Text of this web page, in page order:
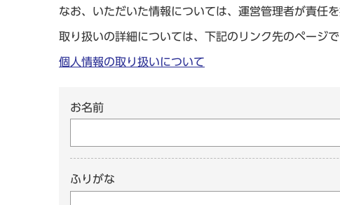
なお、いただいた情報については、運営管理者が責任
取り扱いの詳細については、下記のリンク先のページで
個人情報の取り扱いについて
お名前
ふりがな